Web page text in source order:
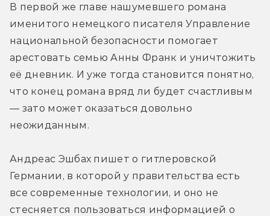
В первой же главе нашумевшего романа
именитого немецкого писателя Управление
национальной безопасности помогает
арестовать семью Анны Франк и уничтожить
её дневник. И уже тогда становится понятно,
что конец романа вряд ли будет счастливым
— зато может оказаться довольно
неожиданным.
Андреас Эшбах пишет о гитлеровской
Германии, в которой у правительства есть
все современные технологии, и оно не
стесняется пользоваться информацией о